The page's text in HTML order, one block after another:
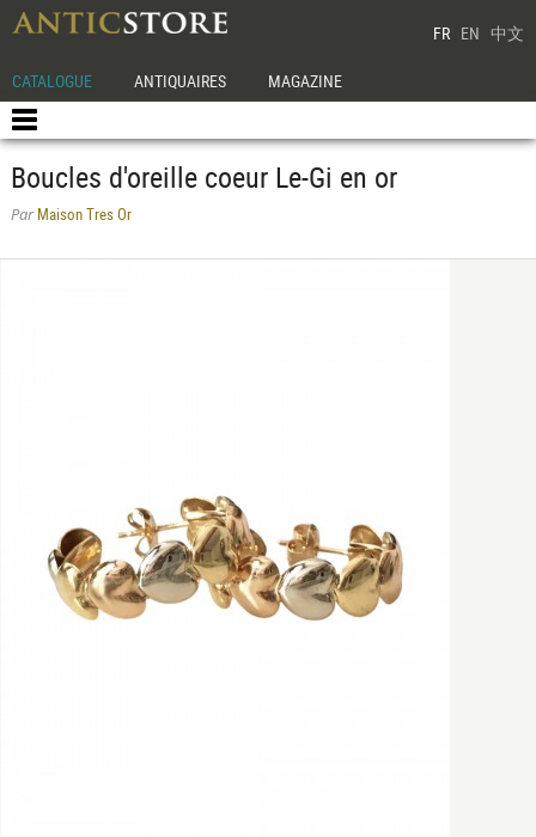
FR EN 中文
CATALOGUE ANTIQUAIRES MAGAZINE
Boucles d'oreille coeur Le-Gi en or
ParMaison Tres Or